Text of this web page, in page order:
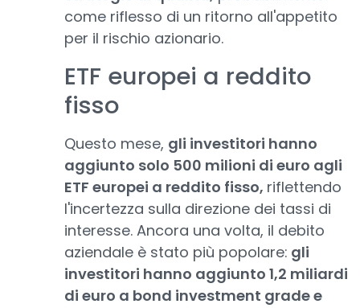
come riflesso di un ritorno all'appetito
per il rischio azionario.
ETF europei a reddito
fisso
Questo mese, gli investitori hanno
aggiunto solo 500 milioni di euro agli
ETF europei a reddito fisso, riflettendo
l'incertezza sulla direzione dei tassi di
interesse. Ancora una volta, il debito
aziendale è stato più popolare: gli
investitori hanno aggiunto 1,2 miliardi
di euro a bond investment grade e